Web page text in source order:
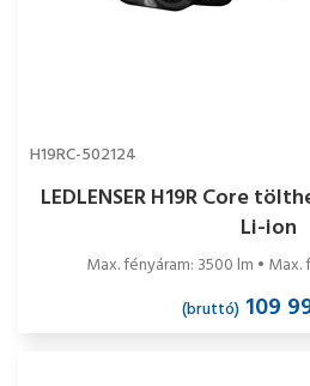
H19RC-502124
LEDLENSER H19R Core
Li-ion
Max. fényáram: 3500 lm •
(bruttó)109